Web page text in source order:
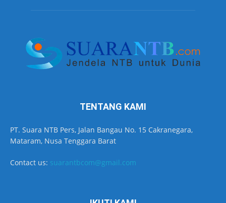
TENTANG KAMI
PT. Suara NTB Pers, Jalan Bangau No. 15 Cakranegara,
Mataram, Nusa Tenggara Barat
Contact us: suarantbcom@gmail.com